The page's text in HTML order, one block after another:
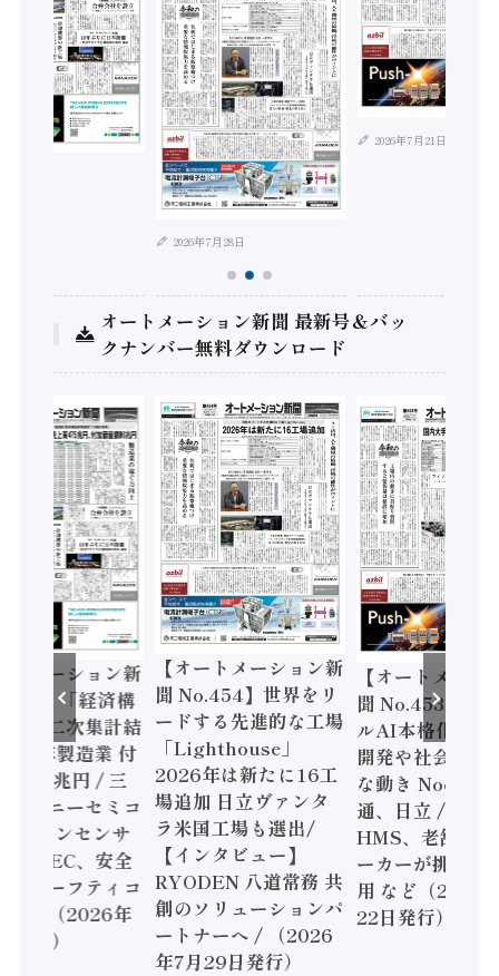
2026年7月28日
2026年7月21日
オートメーション新聞 最新号＆バッ
クナンバー無料ダウンロード
トメーション新
】「経済構
調査二次集計結
年製造業 付
額86兆円 / 三
とソニーセミコ
ジョンセンサ
/ IDEC、安全
すセーフティコ
ーラ（2026年
発行）
【オートメーション新
聞 No.454】世界をリ
ードする先進的な工場
「Lighthouse」
2026年は新たに16工
場追加 日立ヴァンタ
ラ米国工場も選出/
【インタビュー】
RYODEN 八道常務 共
創のソリューションパ
ートナーへ / （2026
年7月29日発行）
【オートメーシ
聞 No.453】フ
ルAI本格化へ
開発や社会実装
な動き Noetra
通、日立 / 兵神
HMS、老舗ポ
ーカーが挑むデ
用 など（2026
22日発行）